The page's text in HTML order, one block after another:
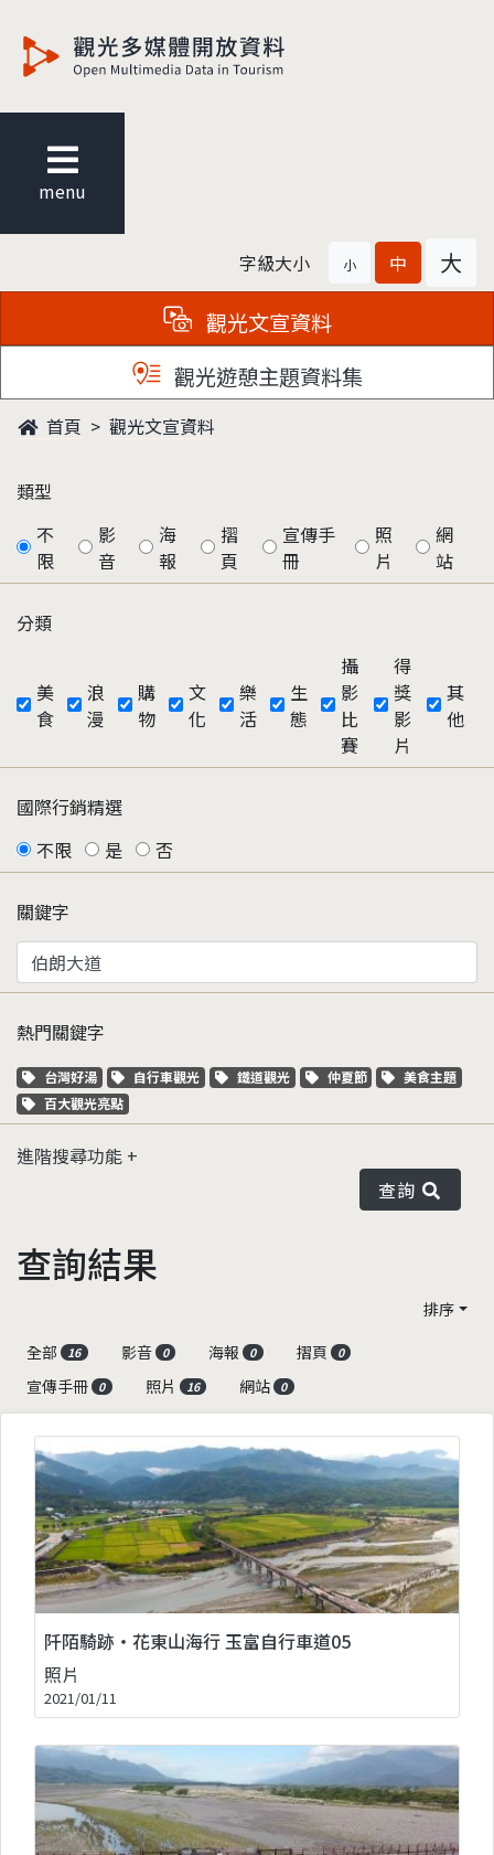
menu
字級大小 小 中 大
觀光文宣資料
觀光遊憩主題資料集
首頁 觀光文宣資料
類型
不
限
影
音
海
報
摺
頁
宣傳手
冊
照
片
網
站
分類
美
食
浪
漫
購
物
文
化
樂
活
生
態
攝
影
比
賽
得
獎
影
片
其
他
國際行銷精選
不限
是 否
關鍵字
熱門關鍵字
關鍵字標籤
台灣好湯 關鍵字標籤
自行車觀光 關鍵字標籤
鐵道觀光 關鍵字標籤
仲夏節 關鍵字標籤
美食主題
關鍵字標籤
百大觀光亮點
進階搜尋功能
查詢
查詢結果
排序
全部
16 影音 0 海報 0 摺頁 0
宣傳手冊 0 照片 16 網站 0
阡陌騎跡‧花東山海行 玉富自行車道05
照片
2021/01/11